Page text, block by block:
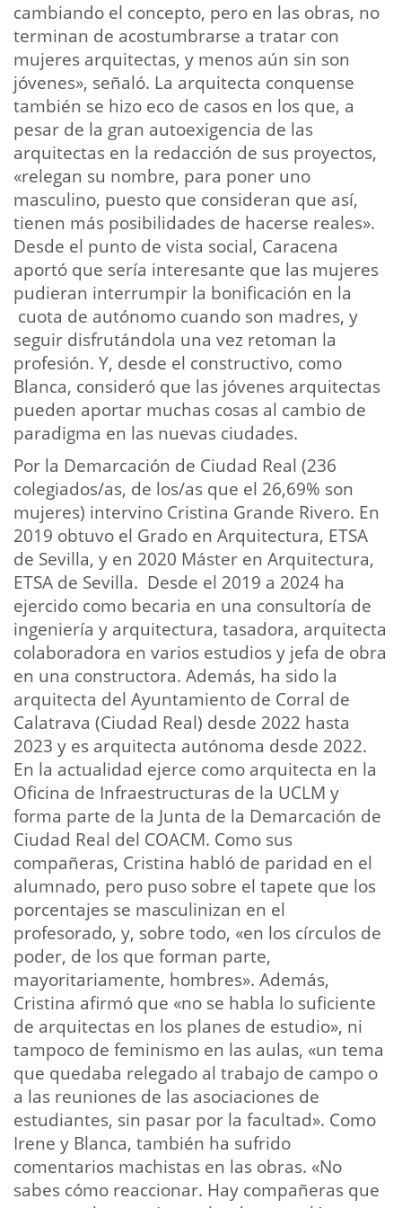
cambiando el concepto, pero en las obras, no
terminan de acostumbrarse a tratar con
mujeres arquitectas, y menos aún sin son
jóvenes», señaló. La arquitecta conquense
también se hizo eco de casos en los que, a
pesar de la gran autoexigencia de las
arquitectas en la redacción de sus proyectos,
«relegan su nombre, para poner uno
masculino, puesto que consideran que así,
tienen más posibilidades de hacerse reales».
Desde el punto de vista social, Caracena
aportó que sería interesante que las mujeres
pudieran interrumpir la bonificación en la
cuota de autónomo cuando son madres, y
seguir disfrutándola una vez retoman la
profesión. Y, desde el constructivo, como
Blanca, consideró que las jóvenes arquitectas
pueden aportar muchas cosas al cambio de
paradigma en las nuevas ciudades.
Por la Demarcación de Ciudad Real (236
colegiados/as, de los/as que el 26,69% son
mujeres) intervino Cristina Grande Rivero. En
2019 obtuvo el Grado en Arquitectura, ETSA
de Sevilla, y en 2020 Máster en Arquitectura,
ETSA de Sevilla. Desde el 2019 a 2024 ha
ejercido como becaria en una consultoría de
ingeniería y arquitectura, tasadora, arquitecta
colaboradora en varios estudios y jefa de obra
en una constructora. Además, ha sido la
arquitecta del Ayuntamiento de Corral de
Calatrava (Ciudad Real) desde 2022 hasta
2023 y es arquitecta autónoma desde 2022.
En la actualidad ejerce como arquitecta en la
Oficina de Infraestructuras de la UCLM y
forma parte de la Junta de la Demarcación de
Ciudad Real del COACM. Como sus
compañeras, Cristina habló de paridad en el
alumnado, pero puso sobre el tapete que los
porcentajes se masculinizan en el
profesorado, y, sobre todo, «en los círculos de
poder, de los que forman parte,
mayoritariamente, hombres». Además,
Cristina afirmó que «no se habla lo suficiente
de arquitectas en los planes de estudio», ni
tampoco de feminismo en las aulas, «un tema
que quedaba relegado al trabajo de campo o
a las reuniones de las asociaciones de
estudiantes, sin pasar por la facultad». Como
Irene y Blanca, también ha sufrido
comentarios machistas en las obras. «No
sabes cómo reaccionar. Hay compañeras que